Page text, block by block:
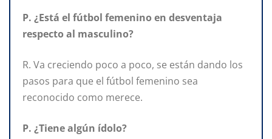
P. ¿Está el fútbol femenino en desventaja
respecto al masculino?
R. Va creciendo poco a poco, se están dando los
pasos para que el fútbol femenino sea
reconocido como merece.
P. ¿Tiene algún ídolo?